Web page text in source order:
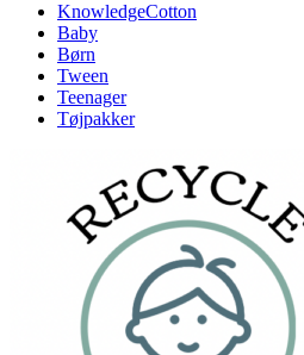
KnowledgeCotton
Baby
Børn
Tween
Teenager
Tøjpakker